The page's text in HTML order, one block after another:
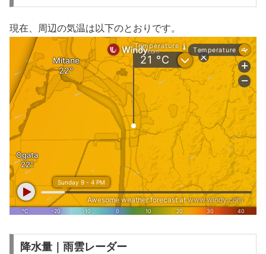
現在、周辺の気温は以下のとおりです。
降水量｜雨雲レーダー